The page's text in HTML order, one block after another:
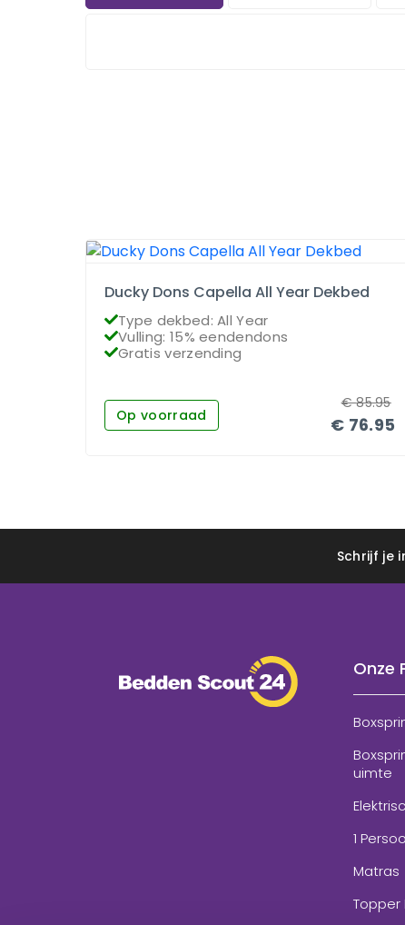
Ducky Dons Capella All Year Dekbed
Type dekbed: All Year
Vulling: 15% eendendons
Gratis verzending
Op voorraad € 76.95
€85.95
Schrijf je
Onze
uimte
1
Matras
Topper